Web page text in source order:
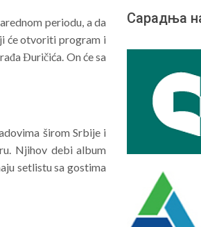
periodu, a da
će otvoriti program i
Đuričića. On će sa
širom Srbije i
Njihov debi album
setlistu sa gostima
Сарадња